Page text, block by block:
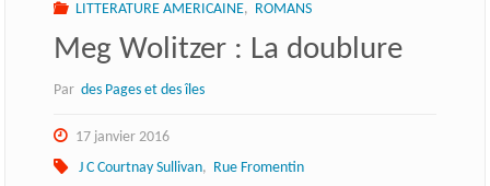
LITTERATURE AMERICAINE, ROMANS
Meg Wolitzer : La doublure
Par des Pages et des îles
17 janvier 2016
J C Courtnay Sullivan, Rue Fromentin